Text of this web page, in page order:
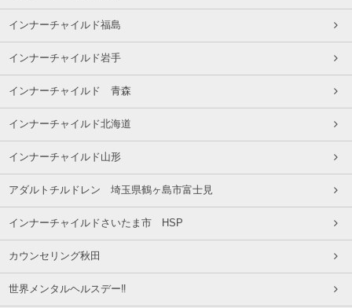
インナーチャイルド福島
インナーチャイルド岩手
インナーチャイルド 青森
インナーチャイルド北海道
インナーチャイルド山形
アダルトチルドレン 埼玉県鶴ヶ島市富士見
インナーチャイルドさいたま市 HSP
カウンセリング秋田
世界メンタルヘルスデー‼️